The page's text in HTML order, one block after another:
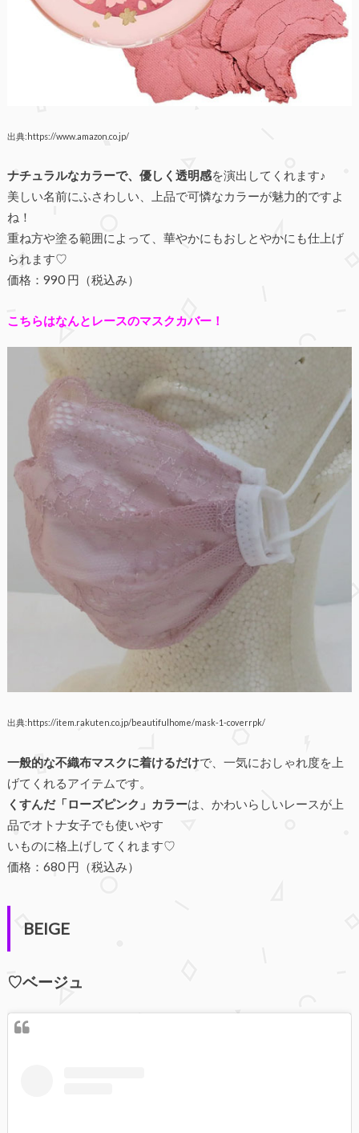
出典:https://www.amazon.co.jp/
ナチュラルなカラーで、優しく透明感を演出してくれます♪
美しい名前にふさわしい、上品で可憐なカラーが魅力的ですよ
ね！
重ね方や塗る範囲によって、華やかにもおしとやかにも仕上げ
られます♡
価格：990 円（税込み）
こちらはなんとレースのマスクカバー！
出典:https://item.rakuten.co.jp/beautifulhome/mask-1-coverrpk/
一般的な不織布マスクに着けるだけで、一気におしゃれ度を上
げてくれるアイテムです。
くすんだ「ローズピンク」カラーは、かわいらしいレースが上
品でオトナ女子でも使いやす
いものに格上げしてくれます♡
価格：680 円（税込み）
BEIGE
♡ベージュ